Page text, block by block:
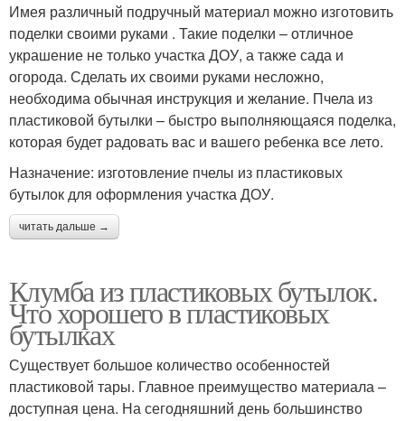
Имея различный подручный материал можно изготовить
поделки своими руками . Такие поделки – отличное
украшение не только участка ДОУ, а также сада и
огорода. Сделать их своими руками несложно,
необходима обычная инструкция и желание. Пчела из
пластиковой бутылки – быстро выполняющаяся поделка,
которая будет радовать вас и вашего ребенка все лето.
Назначение: изготовление пчелы из пластиковых
бутылок для оформления участка ДОУ.
читать дальше →
Клумба из пластиковых бутылок.
Что хорошего в пластиковых
бутылках
Существует большое количество особенностей
пластиковой тары. Главное преимущество материала –
доступная цена. На сегодняшний день большинство